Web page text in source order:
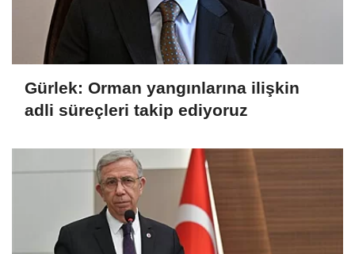
Gürlek: Orman yangınlarına ilişkin
adli süreçleri takip ediyoruz